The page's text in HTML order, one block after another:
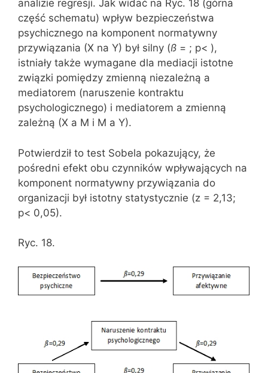
analizie regresji. Jak widać na Ryc. 18 (górna
część schematu) wpływ bezpieczeństwa
psychicznego na komponent normatywny
przywiązania (X na Y) był silny (ß = ; p< ),
istniały także wymagane dla mediacji istotne
związki pomiędzy zmienną niezależną a
mediatorem (naruszenie kontraktu
psychologicznego) i mediatorem a zmienną
zależną (X a M i M a Y).
Potwierdził to test Sobela pokazujący, że
pośredni efekt obu czynników wpływających na
komponent normatywny przywiązania do
organizacji był istotny statystycznie (z = 2,13;
p< 0,05).
Ryc. 18.